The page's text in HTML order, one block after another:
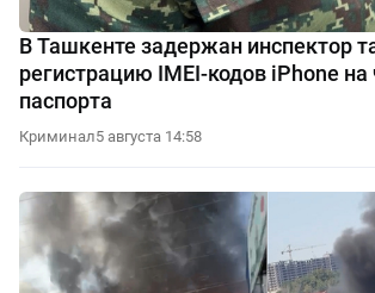
В Ташкенте задержан инспектор
регистрацию IMEI-кодов iPhone
паспорта
Криминал5 августа 14:58